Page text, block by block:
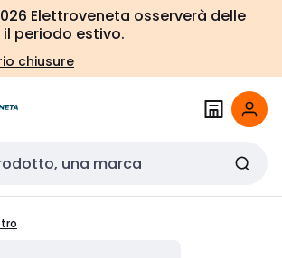
Elettroveneta osserverà delle
periodo estivo.
chiusure